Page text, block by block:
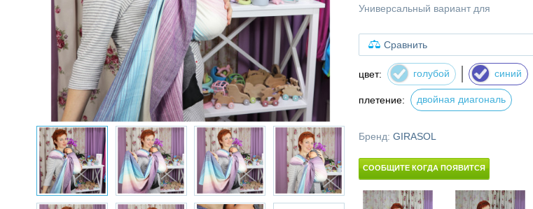
Универсальный вариант для
Сравнить
цвет: голубой синий
плетение: двойная диагональ
Бренд: GIRASOL
СООБЩИТЕ КОГДА ПОЯВИТСЯ